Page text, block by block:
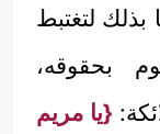
بذلك لتغتبط
بحقوقه،
{يا مريم